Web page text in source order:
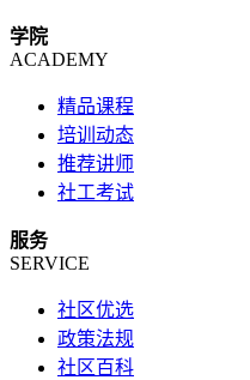
学院
ACADEMY
精品课程
培训动态
推荐讲师
社工考试
服务
SERVICE
社区优选
政策法规
社区百科